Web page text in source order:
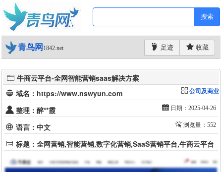
搜索
青鸟网 1842.net 足迹 收藏
牛商云平台-全网智能营销saas解决方案
域名：https://www.nswyun.com
公司及商业
整理：醉**霞 日期：2025-04-26
语言：中文 浏览量：552
标题：全网营销,智能营销,数字化营销,SaaS营销平台,牛商云平台